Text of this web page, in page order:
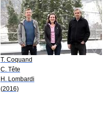
T. Coquand
C. Tête
H. Lombardi
(2016)